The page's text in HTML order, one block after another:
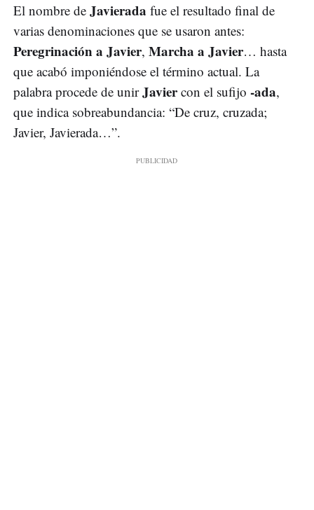
El nombre de Javierada fue el resultado final de
varias denominaciones que se usaron antes:
Peregrinación a Javier, Marcha a Javier… hasta
que acabó imponiéndose el término actual. La
palabra procede de unirJaviercon el sufijo -ada,
que indica sobreabundancia: “De cruz, cruzada;
Javier, Javierada…”.